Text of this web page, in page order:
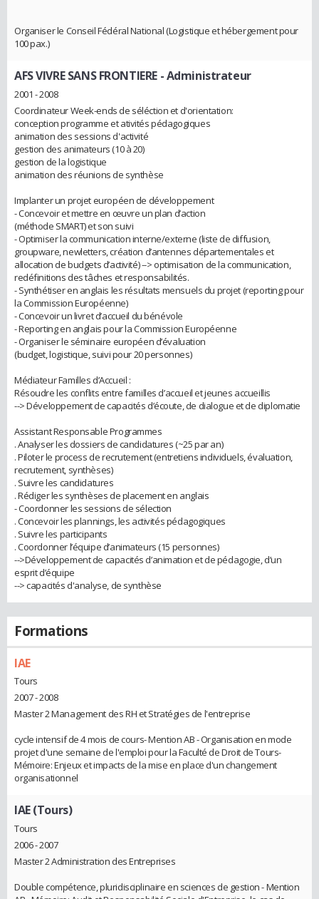
Organiser le Conseil Fédéral National (Logistique et hébergement pour
100 pax.)
AFS VIVRE SANS FRONTIERE- Administrateur
2001 - 2008
Coordinateur Week-ends de séléction et d'orientation:
conception programme et ativités pédagogiques
animation des sessions d'activité
gestion des animateurs (10 à 20)
gestion de la logistique
animation des réunions de synthèse
Implanter un projet européen de développement
- Concevoir et mettre en œuvre un plan d’action
(méthode SMART) et son suivi
- Optimiser la communication interne/externe (liste de diffusion,
groupware, newletters, création d’antennes départementales et
allocation de budgets d’activité) --> optimisation de la communication,
redéfinitions des tâches et responsabilités.
- Synthétiser en anglais les résultats mensuels du projet (reporting pour
la Commission Européenne)
- Concevoir un livret d’accueil du bénévole
- Reporting en anglais pour la Commission Européenne
- Organiser le séminaire européen d’évaluation
(budget, logistique, suivi pour 20 personnes)
Médiateur Familles d’Accueil :
Résoudre les conflits entre familles d’accueil et jeunes accueillis
--> Développement de capacités d’écoute, de dialogue et de diplomatie
Assistant Responsable Programmes
. Analyser les dossiers de candidatures (~25 par an)
. Piloter le process de recrutement (entretiens individuels, évaluation,
recrutement, synthèses)
. Suivre les candidatures
. Rédiger les synthèses de placement en anglais
- Coordonner les sessions de sélection
. Concevoir les plannings, les activités pédagogiques
. Suivre les participants
. Coordonner l’équipe d’animateurs (15 personnes)
-->Développement de capacités d’animation et de pédagogie, d’un
esprit d’équipe
--> capacités d'analyse, de synthèse
Formations
IAE
Tours
2007 - 2008
Master 2 Management des RH et Stratégies de l'entreprise
cycle intensif de 4 mois de cours- Mention AB - Organisation en mode
projet d'une semaine de l'emploi pour la Faculté de Droit de Tours-
Mémoire: Enjeux et impacts de la mise en place d'un changement
organisationnel
IAE (Tours)
Tours
2006 - 2007
Master 2 Administration des Entreprises
Double compétence, pluridisciplinaire en sciences de gestion - Mention